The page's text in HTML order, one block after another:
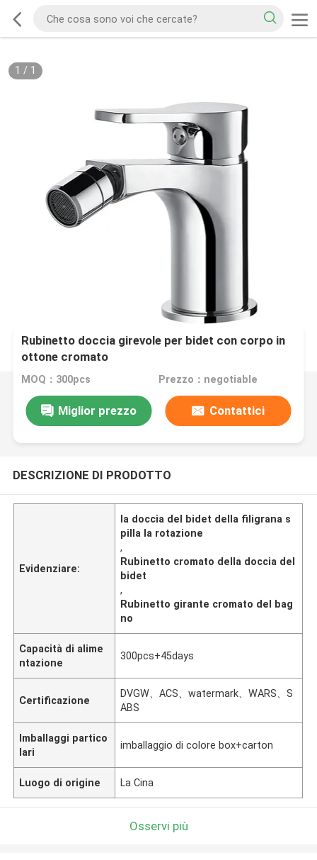
1 / 1
Rubinetto doccia girevole per bidet con corpo in
ottone cromato
MOQ：300pcs Prezzo：negotiable
Miglior prezzo Contattici
DESCRIZIONE DI PRODOTTO
Evidenziare:
la doccia del bidet della filigrana s
pilla la rotazione
,
Rubinetto cromato della doccia del
bidet
,
Rubinetto girante cromato del bag
no
Capacità di alime
ntazione
300pcs+45days
Certificazione
DVGW、ACS、watermark、WARS、S
ABS
Imballaggi partico
lari
imballaggio di colore box+carton
Luogo di origine La Cina
Osservi più